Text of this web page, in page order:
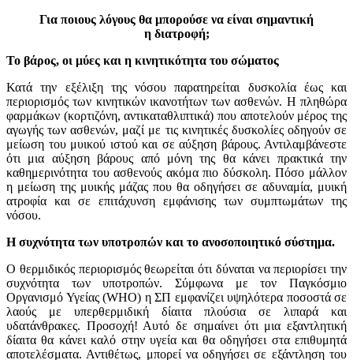
Για ποιους λόγους θα μπορούσε να είναι σημαντική
η διατροφή;
Το βάρος, οι μύες και η κινητικότητα του σώματος
Κατά την εξέλιξη της νόσου παρατηρείται δυσκολία έως και
περιορισμός των κινητικών ικανοτήτων των ασθενών. Η πληθώρα
φαρμάκων (κορτιζόνη, αντικαταθλιπτικά) που αποτελούν μέρος της
αγωγής των ασθενών, μαζί με τις κινητικές δυσκολίες οδηγούν σε
μείωση του μυικού ιστού και σε αύξηση βάρους. Αντιλαμβάνεστε
ότι μια αύξηση βάρους από μόνη της θα κάνει πρακτικά την
καθημερινότητα του ασθενούς ακόμα πιο δύσκολη. Πόσο μάλλον
η μείωση της μυικής μάζας που θα οδηγήσει σε αδυναμία, μυική
ατροφία και σε επιτάχυνση εμφάνισης των συμπτωμάτων της
νόσου.
Η συχνότητα των υποτροπών και το ανοσοποιητικό σύστημα.
Ο θερμιδικός περιορισμός θεωρείται ότι δύναται να περιορίσει την
συχνότητα των υποτροπών. Σύμφωνα με τον Παγκόσμιο
Οργανισμό Υγείας (WHO) η ΣΠ εμφανίζει υψηλότερα ποσοστά σε
λαούς με υπερθερμιδική δίαιτα πλούσια σε λιπαρά και
υδατάνθρακες. Προσοχή! Αυτό δε σημαίνει ότι μια εξαντλητική
δίαιτα θα κάνει καλό στην υγεία και θα οδηγήσει στα επιθυμητά
αποτελέσματα. Αντιθέτως, μπορεί να οδηγήσει σε εξάντληση του